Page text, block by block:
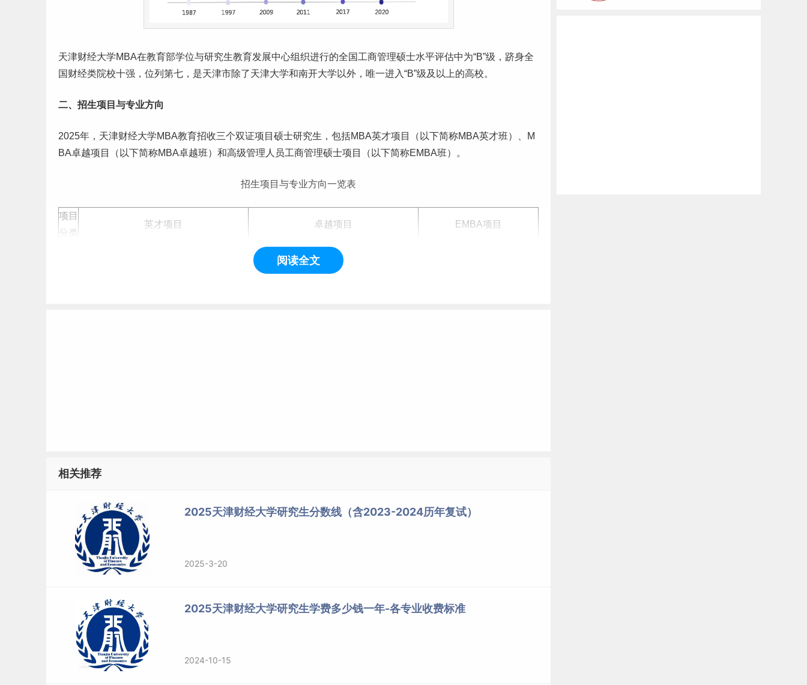
天津财经大学MBA在教育部学位与研究生教育发展中心组织进行的全国工商管理硕士水平评估中为“B”级，跻身全
国财经类院校十强，位列第七，是天津市除了天津大学和南开大学以外，唯一进入“B”级及以上的高校。
二、招生项目与专业方向
2025年，天津财经大学MBA教育招收三个双证项目硕士研究生，包括MBA英才项目（以下简称MBA英才班）、M
BA卓越项目（以下简称MBA卓越班）和高级管理人员工商管理硕士项目（以下简称EMBA班）。
招生项目与专业方向一览表
项目
分类
英才项目 卓越项目 EMBA项目
录取
周一—周五 周末或集中授课 集中授课
档案 必转档案
户口
可迁户口
奖学金、助学金
学生在规定年限之内，修完规定的课程，成绩合格，修满学分，完成硕士毕业论文，通过天津财经大学学位
阅读全文
相关推荐
2025天津财经大学研究生分数线（含2023-2024历年复试）
2025-3-20
2025天津财经大学研究生学费多少钱一年-各专业收费标准
2024-10-15